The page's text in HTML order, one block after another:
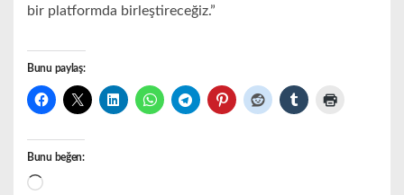
bir platformda birleştireceğiz.”
Bunu paylaş:
Bunu beğen:
Yükleniyor...